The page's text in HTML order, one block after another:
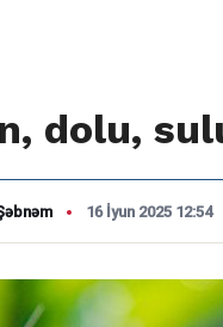
dolu,
16 İyun 2025 12:54